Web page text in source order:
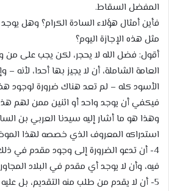
المفضل السقاط.
فأين أمثال هؤلاء السادة الكرام؟ وهل
مثل هذه الإجازة اليوم؟
أقول: فضل الله لا يحجر، لكن يجب على من
العامة الشاملة، أن لا يجيز بها أحدا، لأنه
الأسود كله – لم تعد هناك ضرورة لوجود
فيكفي أن يوجد واحد أو اثنين ممن لهم
وهذا هو ما أشار إليه سيدنا العربي بن
استدراكه المعروف الذي خصصه لهذا
4- أن تدعو الضرورة إلى وجود مقدم في
فيه، وأن لا يوجد أي مقدم في البلاد
5- أن لا يقدم من طلب منه التقديم، بل عليه